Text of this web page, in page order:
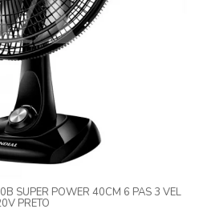
SUPER POWER 40CM 6 PAS 3 VEL
PRETO